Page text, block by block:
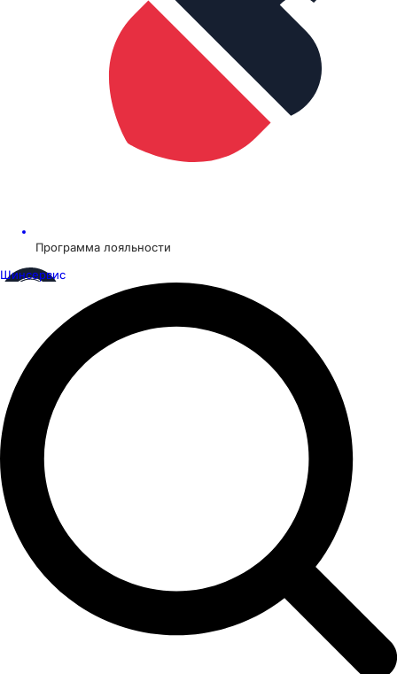
Программа лояльности
Шинсервис